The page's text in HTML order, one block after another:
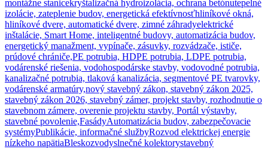
montážne stanicekryštalizačná hydroizolácia, ochrana betónutepelné
izolácie, zateplenie budov, energetická efektívnosťhliníkové okná,
hliníkové dvere, automatické dvere, zimné záhradyelektrické
inštalácie, Smart Home, inteligentné budovy, automatizácia budov,
energetický manažment, vypínače, zásuvky, rozvádzače, ističe,
prúdové chrániče,PE potrubia, HDPE potrubia, LDPE potrubia,
vodárenské riešenia, vodohospodárske stavby, vodovodné potrubia,
kanalizačné potrubia, tlaková kanalizácia, segmentové PE tvarovky,
vodárenské armatúry,nový stavebný zákon, stavebný zákon 2025,
stavebný zákon 2026, stavebný zámer, projekt stavby, rozhodnutie o
stavebnom zámere, overenie projektu stavby, Portál výstavby,
stavebné povolenie,FasádyAutomatizácia budov, zabezpečovacie
systémyPublikácie, informačné službyRozvod elektrickej energie
nízkeho napätiaBleskozvodyslnečné kolektorystavebný